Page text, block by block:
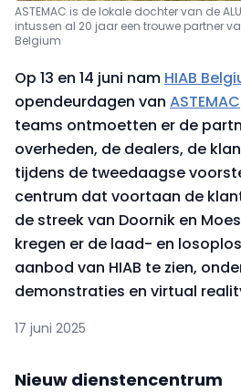
ASTEMAC is de lokale dochter van de
intussen al 20 jaar een trouwe partner
Belgium
Op 13 en 14 juni nam HIAB
opendeurdagen van ASTEMAC
teams ontmoetten er de
overheden, de dealers, de
tijdens de tweedaagse
centrum dat voortaan de
de streek van Doornik en
kregen er de laad- en
aanbod van HIAB te zien,
demonstraties en virtual
17 juni 2025
Nieuw dienstencentrum